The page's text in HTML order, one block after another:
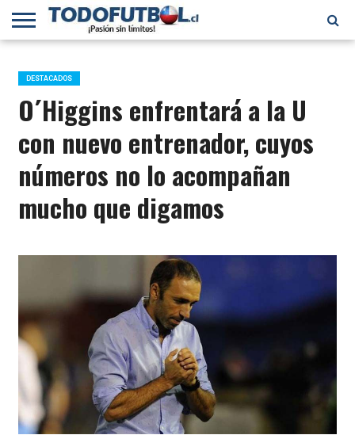
PRIMERA
B
SELECCIÓN
CHILENA
CHILENOS
EN EL
MUNDO
FÚTBOL
INTERNACIONAL
DESTACADOS
O´Higgins enfrentará a la U
con nuevo entrenador, cuyos
números no lo acompañan
mucho que digamos